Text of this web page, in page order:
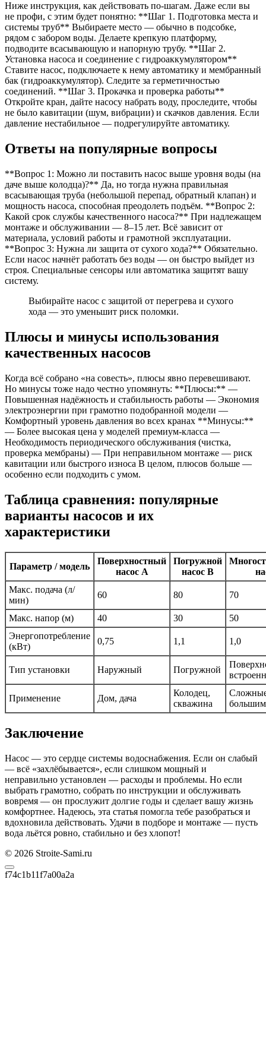
Ниже инструкция, как действовать по-шагам. Даже если вы
не профи, с этим будет понятно: **Шаг 1. Подготовка места и
системы труб** Выбираете место — обычно в подсобке,
рядом с забором воды. Делаете крепкую платформу,
подводите всасывающую и напорную трубу. **Шаг 2.
Установка насоса и соединение с гидроаккумулятором**
Ставите насос, подключаете к нему автоматику и мембранный
бак (гидроаккумулятор). Следите за герметичностью
соединений. **Шаг 3. Прокачка и проверка работы**
Откройте кран, дайте насосу набрать воду, проследите, чтобы
не было кавитации (шум, вибрации) и скачков давления. Если
давление нестабильное — подрегулируйте автоматику.
Ответы на популярные вопросы
**Вопрос 1: Можно ли поставить насос выше уровня воды (на
даче выше колодца)?** Да, но тогда нужна правильная
всасывающая труба (небольшой перепад, обратный клапан) и
мощность насоса, способная преодолеть подъём. **Вопрос 2:
Какой срок службы качественного насоса?** При надлежащем
монтаже и обслуживании — 8–15 лет. Всё зависит от
материала, условий работы и грамотной эксплуатации.
**Вопрос 3: Нужна ли защита от сухого хода?** Обязательно.
Если насос начнёт работать без воды — он быстро выйдет из
строя. Специальные сенсоры или автоматика защитят вашу
систему.
Выбирайте насос с защитой от перегрева и сухого
хода — это уменьшит риск поломки.
Плюсы и минусы использования
качественных насосов
Когда всё собрано «на совесть», плюсы явно перевешивают.
Но минусы тоже надо честно упомянуть: **Плюсы:** —
Повышенная надёжность и стабильность работы — Экономия
электроэнергии при грамотно подобранной модели —
Комфортный уровень давления во всех кранах **Минусы:**
— Более высокая цена у моделей премиум-класса —
Необходимость периодического обслуживания (чистка,
проверка мембраны) — При неправильном монтаже — риск
кавитации или быстрого износа В целом, плюсов больше —
особенно если подходить с умом.
Таблица сравнения: популярные
варианты насосов и их
характеристики
Параметр / модель
Поверхностный
насос A
Погружной
насос B
Макс. подача (л/
мин)
60 80 70
Макс. напор (м) 40 30
50
Энергопотребление
(кВт)
0,75 1,1 1,0
Тип установки Наружный Погружной
Применение Дом, дача
Колодец,
скважина
Заключение
Насос — это сердце системы водоснабжения. Если он слабый
— всё «захлёбывается», если слишком мощный и
неправильно установлен — расходы и проблемы. Но если
выбрать грамотно, собрать по инструкции и обслуживать
вовремя — он прослужит долгие годы и сделает вашу жизнь
комфортнее. Надеюсь, эта статья помогла тебе разобраться и
вдохновила действовать. Удачи в подборе и монтаже — пусть
вода льётся ровно, стабильно и без хлопот!
© 2026 Stroite-Sami.ru
f74c1b11f7a00a2a